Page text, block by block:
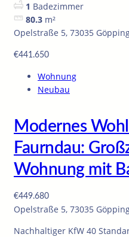
1 Badezimmer
80.3 m²
Opelstraße 5, 73035
€441.650
Wohnung
Neubau
Modernes
Faurndau:
Wohnung mit
€449.680
Opelstraße 5, 73035
Nachhaltiger KfW 40